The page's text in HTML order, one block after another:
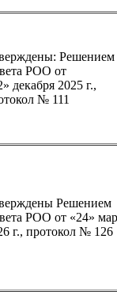
Решением
РОО от
декабря 2025 г.,
№ 111
Решением
РОО от «24»
г., протокол № 126